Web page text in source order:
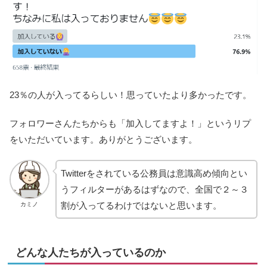
23％の人が入ってるらしい！思っていたより多かったです。
フォロワーさんたちからも「加入してますよ！」というリプ
をいただいています。ありがとうございます。
カミノ
Twitterをされている公務員は意識高め傾向とい
うフィルターがあるはずなので、全国で２～３
割が入ってるわけではないと思います。
どんな人たちが入っているのか